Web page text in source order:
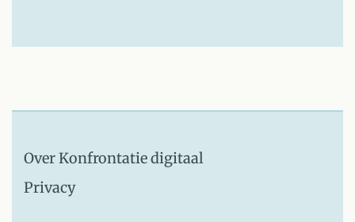
Over Konfrontatie digitaal
Privacy